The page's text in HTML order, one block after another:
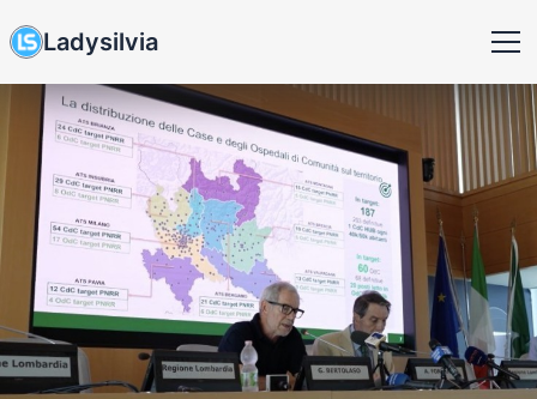
Ladysilvia